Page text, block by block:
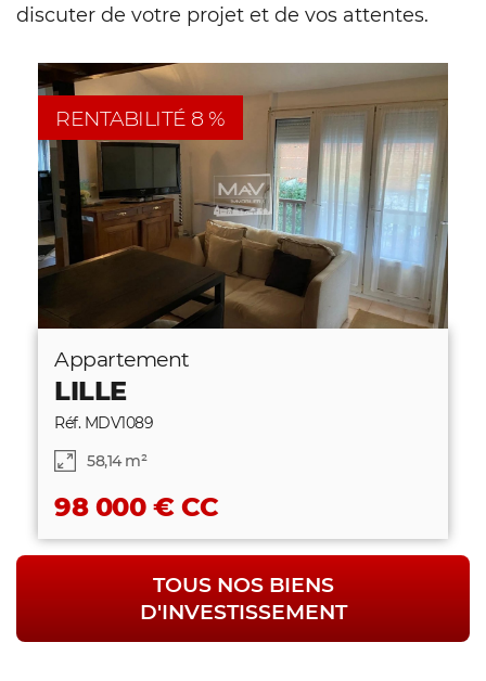
RENTABILITÉ 8 %
Appartement
LILLE
Réf. MDV1089
58,14 m²
98 000 € CC
discuter de votre projet et de vos attentes.
TOUS NOS BIENS
D'INVESTISSEMENT